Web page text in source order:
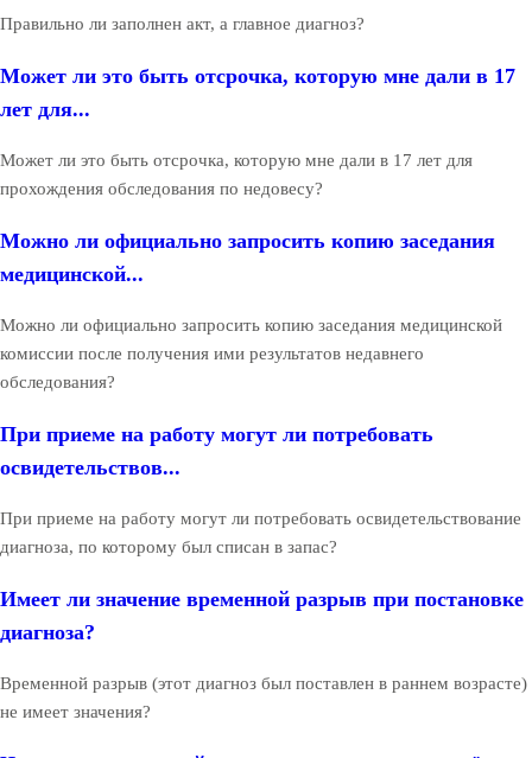
Правильно ли заполнен акт, а главное диагноз?
Может ли это быть отсрочка, которую мне дали в 17
лет для...
Может ли это быть отсрочка, которую мне дали в 17 лет для
прохождения обследования по недовесу?
Можно ли официально запросить копию заседания
медицинской...
Можно ли официально запросить копию заседания медицинской
комиссии после получения ими результатов недавнего
обследования?
При приеме на работу могут ли потребовать
освидетельствов...
При приеме на работу могут ли потребовать освидетельствование
диагноза, по которому был списан в запас?
Имеет ли значение временной разрыв при постановке
диагноза?
Временной разрыв (этот диагноз был поставлен в раннем возрасте)
не имеет значения?